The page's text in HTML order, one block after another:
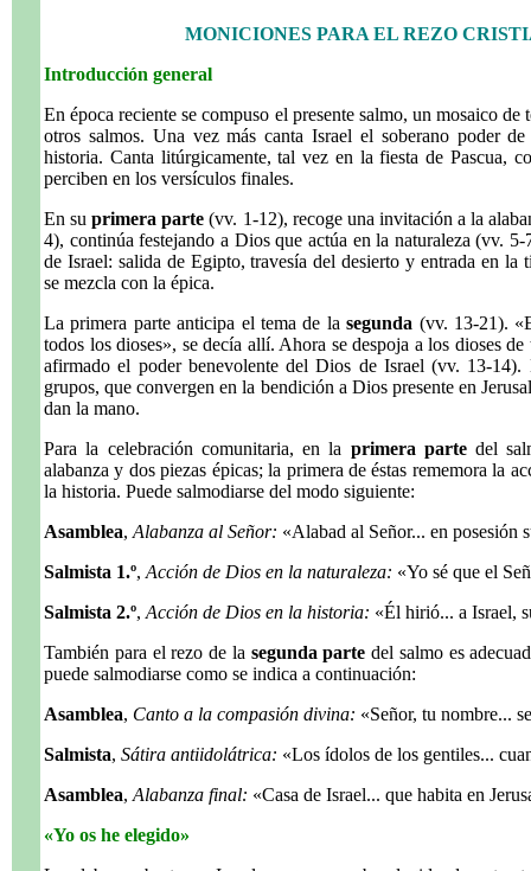
MONICIONES PARA EL REZO
Introducción general
En época reciente se compuso el presente salmo, un mosaico
otros salmos. Una vez más canta Israel el soberano poder
historia. Canta litúrgicamente, tal vez en la fiesta de Pascua,
perciben en los versículos finales.
En suprimera parte (vv. 1-12), recoge una invitación a la
4), continúa festejando a Dios que actúa en la naturaleza (vv.
de Israel: salida de Egipto, travesía del desierto y entrada en
se mezcla con la épica.
La primera parte anticipa el tema de lasegunda (vv. 13-21).
todos los dioses», se decía allí. Ahora se despoja a los dioses
afirmado el poder benevolente del Dios de Israel (vv. 13-
grupos, que convergen en la bendición a Dios presente en
dan la mano.
Para la celebración comunitaria, en la primera partedel
alabanza y dos piezas épicas; la primera de éstas rememora la
la historia. Puede salmodiarse del modo siguiente:
Asamblea, Alabanza al Señor: «Alabad al Señor... en posesión
Salmista 1.º, Acción de Dios en la naturaleza: «Yo sé que el
Salmista 2.º, Acción de Dios en la historia: «Él hirió... a Israel,
También para el rezo de la segunda parte del salmo es
puede salmodiarse como se indica a continuación:
Asamblea, Canto a la compasión divina: «Señor, tu nombre...
Salmista, Sátira antiidolátrica: «Los ídolos de los gentiles...
Asamblea, Alabanza final: «Casa de Israel... que habita en
«Yo os he elegido»